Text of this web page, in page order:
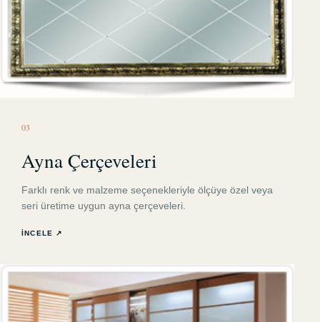
03
Ayna Çerçeveleri
Farklı renk ve malzeme seçenekleriyle ölçüye özel veya
seri üretime uygun ayna çerçeveleri.
İNCELE ↗